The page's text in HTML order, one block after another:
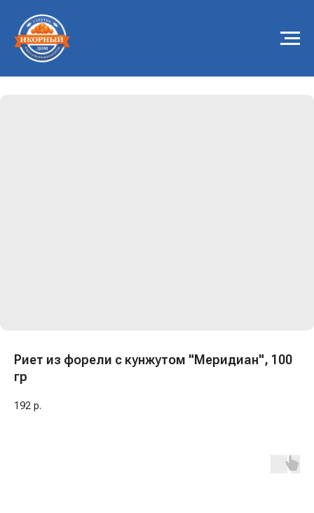
Риет из форели с кунжутом "Меридиан", 100
гр
192 р.